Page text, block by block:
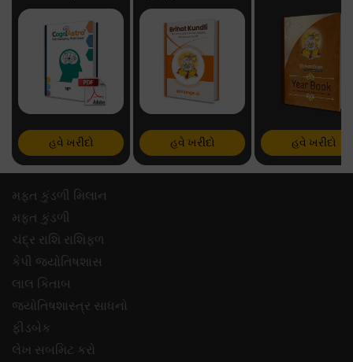
હવે ખરીદો હવે ખરીદો હવે ખરીદો
મફ્ત કુંડળી મિલાન
મફ્ત કુંડળી
ચંદ્ર રાશિ રાશિફળ
કેપી જ્યોતિષશાસ
લાલ કિતાબ
જ્યોતિષશાસ્ત્ર સાધનો
ફીડબેક
લેખ સબમિટ કરો